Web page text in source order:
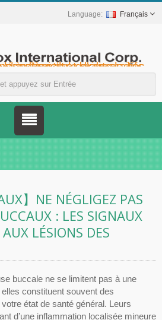
Français
des plaies à domicile. Nous proposons également une gamme plus étendue de dispositifs médicaux pour la prévention et la prise en charge du diabète, la prévention des maladies transmises par les moustiques et d'autres applications de soins à domicile.
】NE NÉGLIGEZ PAS
: LES SIGNAUX
LÉSIONS DES
buccale ne se limitent pas à une
constituent souvent des
état de santé général. Leurs
d’une inflammation localisée mineure